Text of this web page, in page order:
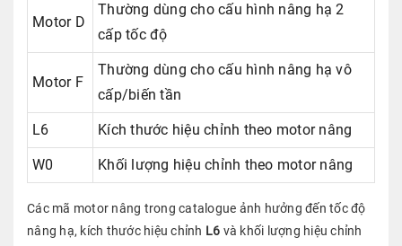
Motor D
Thường dùng cho cấu hình nâng hạ 2
cấp tốc độ
Motor F
Thường dùng cho cấu hình nâng hạ vô
cấp/biến tần
L6 Kích thước hiệu chỉnh theo motor nâng
W0 Khối lượng hiệu chỉnh theo motor nâng
Các mã motor nâng trong catalogue ảnh hưởng đến tốc độ
nâng hạ, kích thước hiệu chỉnh L6 và khối lượng hiệu chỉnh